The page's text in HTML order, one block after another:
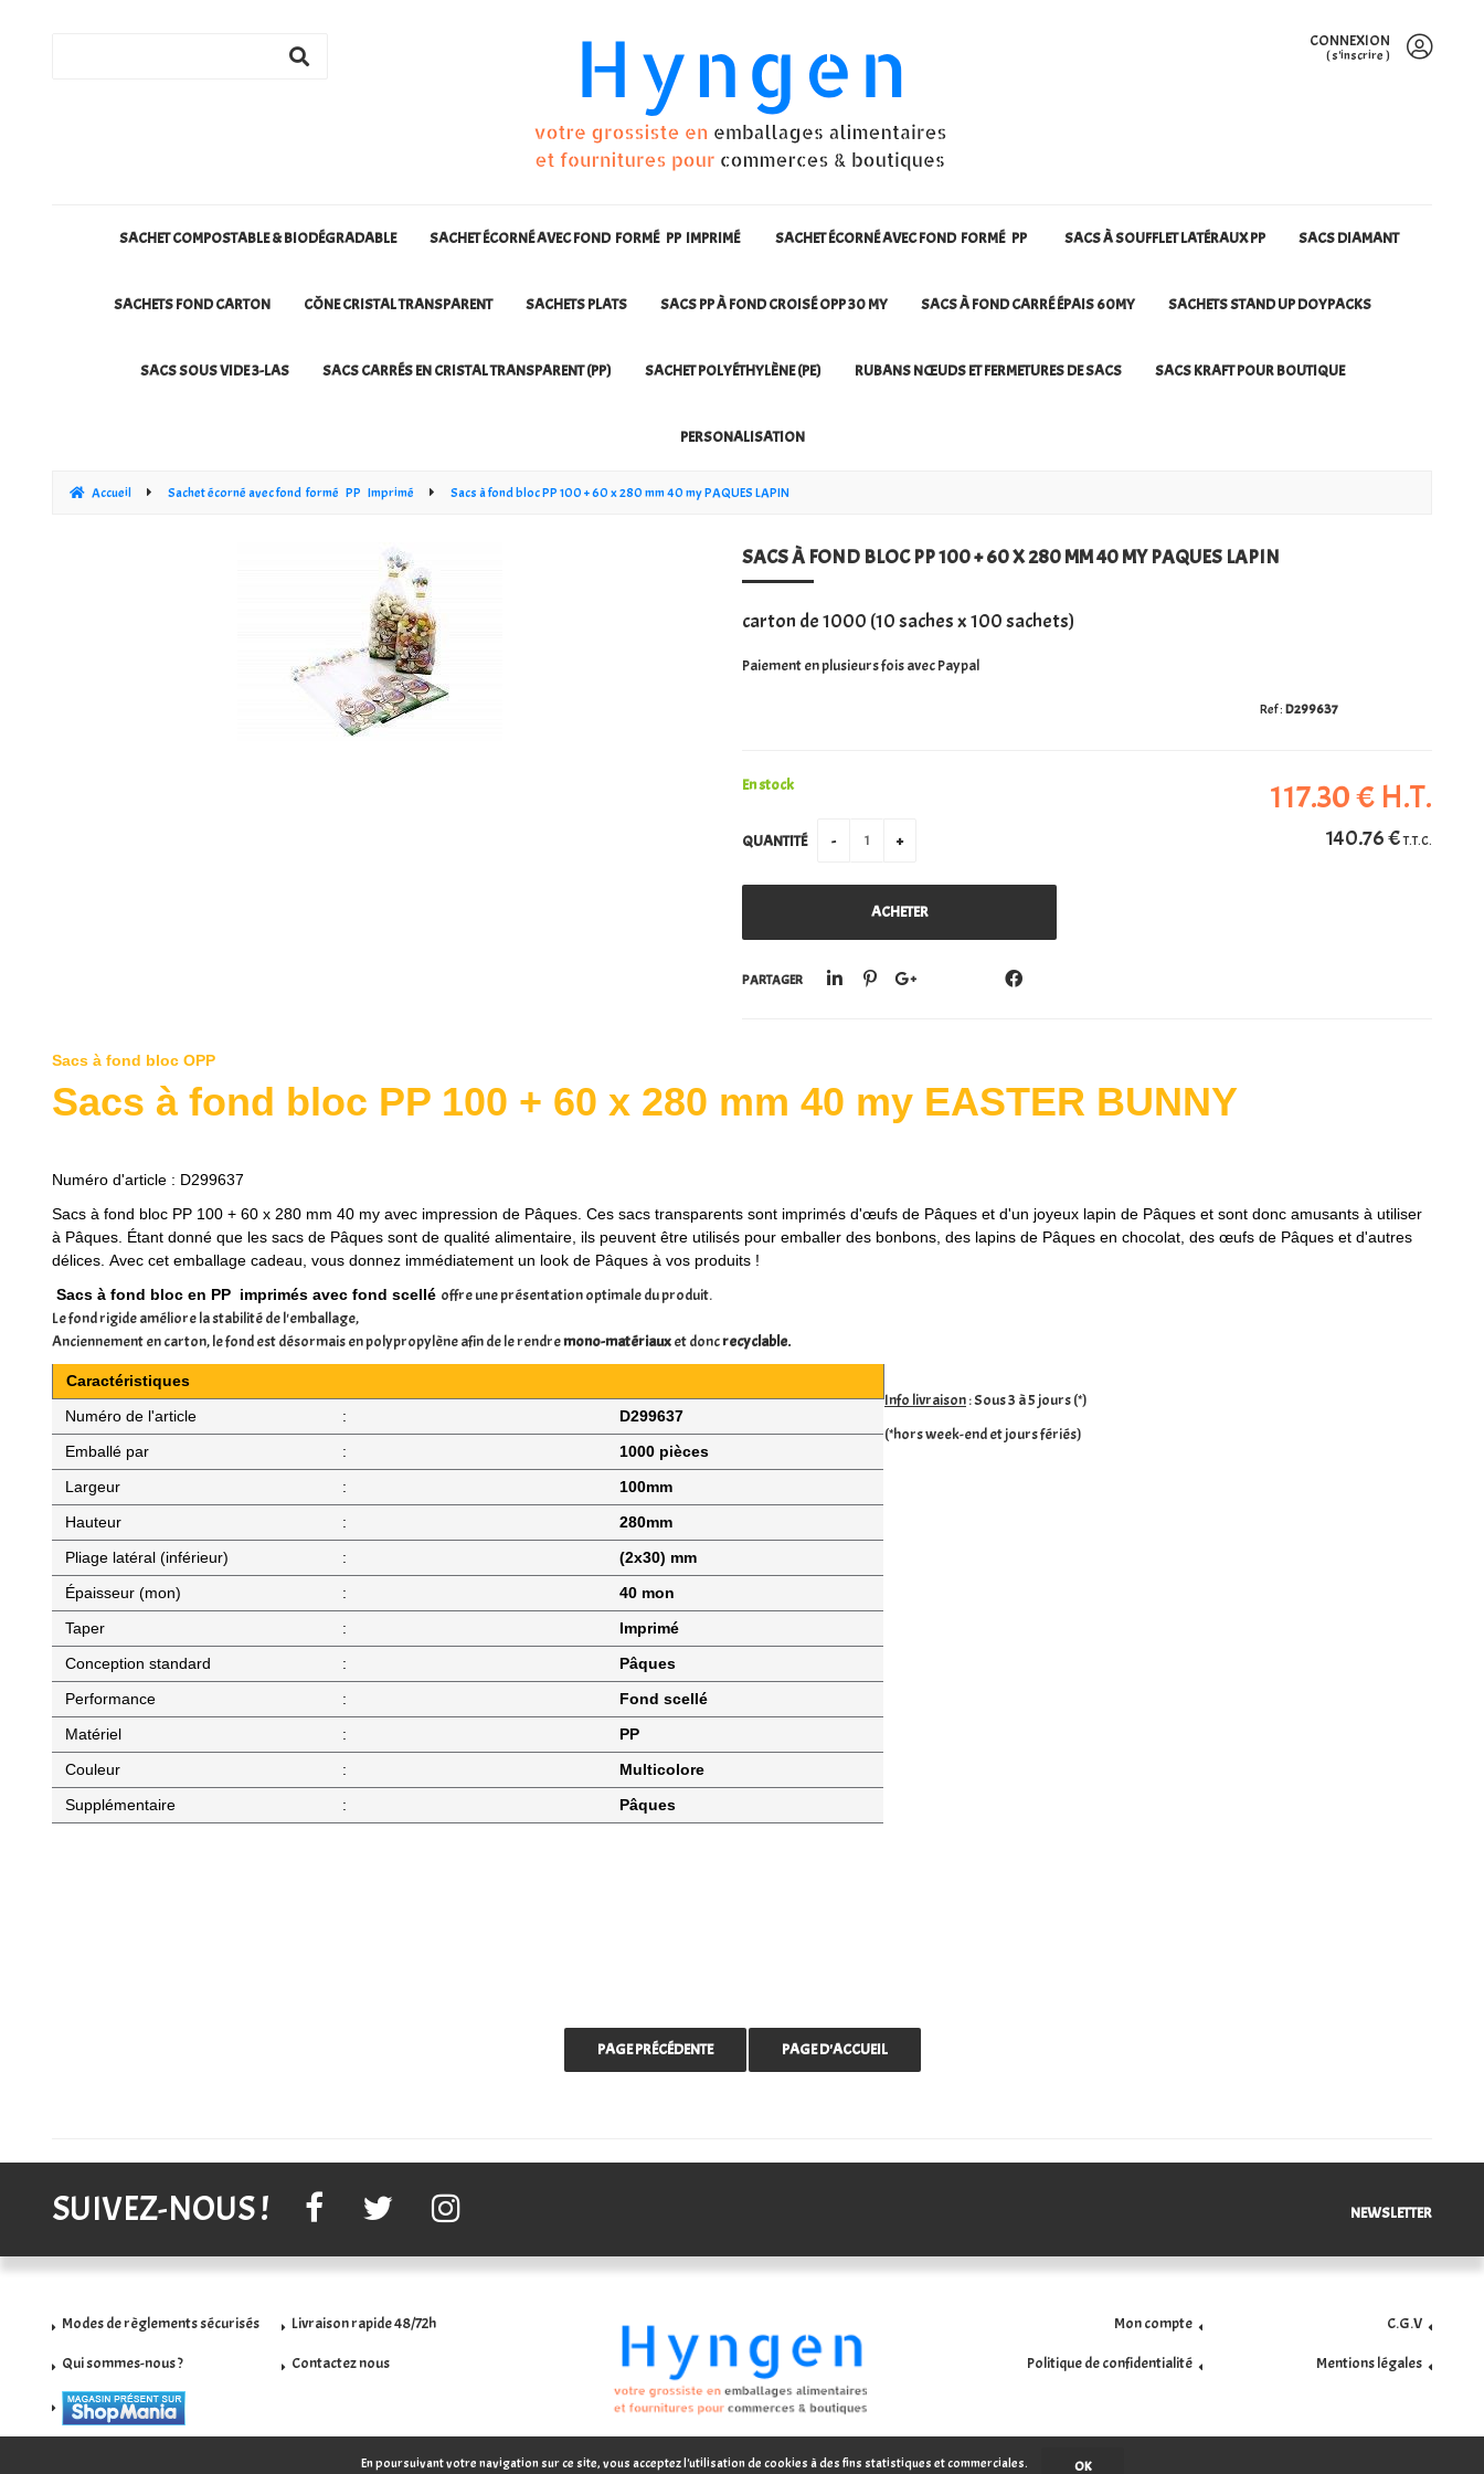
CONNEXION
(s'inscrire)
SACHET COMPOSTABLE & BIODÉGRADABLE SACHET ÉCORNÉ AVEC FOND FORMÉ PP IMPRIMÉ SACHET ÉCORNÉ AVEC FOND FORMÉ PP SACS À SOUFFLET LATÉRAUX PP SACS DIAMANT
SACHETS FOND CARTON CÔNE CRISTAL TRANSPARENT SACHETS PLATS SACS PP À FOND CROISÉ OPP 30 MY SACS À FOND CARRÉ ÉPAIS 60MY SACHETS STAND UP DOYPACKS
SACS SOUS VIDE 3-LAS SACS CARRÉS EN CRISTAL TRANSPARENT (PP) SACHET POLYÉTHYLÈNE (PE) RUBANS NŒUDS ET FERMETURES DE SACS SACS KRAFT POUR BOUTIQUE
PERSONALISATION
Accueil Sachet écorné avec fond formé PP Imprimé Sacs à fond bloc PP 100 + 60 x 280 mm 40 my PAQUES LAPIN
SACS À FOND BLOC PP 100 + 60 X 280 MM 40 MY PAQUES LAPIN
carton de 1000 (10 saches x 100 sachets)
Paiement en plusieurs fois avec Paypal
D299637
117.30€ H.T.
140.76€T.T.C.
En stock
QUANTITÉ
PARTAGER
Sacs à fond bloc OPP
Sacs à fond bloc PP 100 + 60 x 280 mm 40 my EASTER BUNNY
Numéro d'article : D299637
Sacs à fond bloc PP 100 + 60 x 280 mm 40 my avec impression de Pâques. Ces sacs transparents sont imprimés d'œufs de Pâques et d'un joyeux lapin de Pâques et sont donc amusants à utiliser
à Pâques. Étant donné que les sacs de Pâques sont de qualité alimentaire, ils peuvent être utilisés pour emballer des bonbons, des lapins de Pâques en chocolat, des œufs de Pâques et d'autres
délices. Avec cet emballage cadeau, vous donnez immédiatement un look de Pâques à vos produits !
Sacs à fond bloc en PP imprimés avec fond scellé offre une présentation optimale du produit.
Le fond rigide améliore la stabilité de l'emballage,
Anciennement en carton, le fond est désormais en polypropylène afin de le rendremono-matériauxet doncrecyclable.
Caractéristiques
Numéro de l'article
:
D299637
Emballé par
:
1000 pièces
Largeur
:
100mm
Hauteur
:
280mm
Pliage latéral (inférieur)
:
(2x30) mm
Épaisseur (mon)
:
40 mon
Taper
:
Imprimé
Conception standard
:
Pâques
Performance
:
Fond scellé
Matériel
:
PP
Couleur
:
Multicolore
Supplémentaire
: Pâques
Info livraison: Sous 3 à 5 jours (*)
(*hors week-end et jours fériés)
SUIVEZ-NOUS ! NEWSLETTER
Modes de règlements sécurisés Livraison rapide 48/72h
Qui sommes-nous ? Contactez nous
Mon compte C.G.V
Politique de confidentialité Mentions légales
En poursuivant votre navigation sur ce site, vous acceptez l'utilisation de cookies à des fins statistiques et commerciales. OK